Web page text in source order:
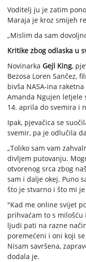
Voditelj ju je zatim
Maraja je kroz smijeh
„Mislim da sam
Kritike zbog odlaska u
Novinarka Gejl King,
Bezosa Loren Sančez,
bivša NASA-ina
Amanda Ngujen letjele
14. aprila do svemira i
Ipak, pjevačica se
svemir, pa je odlučila
„Toliko sam vam
divljem putovanju.
otvorenog srca zbog
sam i dalje okej. Puno
što je stvarno i što mi
"Kad me online svijet
prihvaćam to s
ljudi pati na razne
poremećeni i oni koji
Nisam savršena,
dodala je.